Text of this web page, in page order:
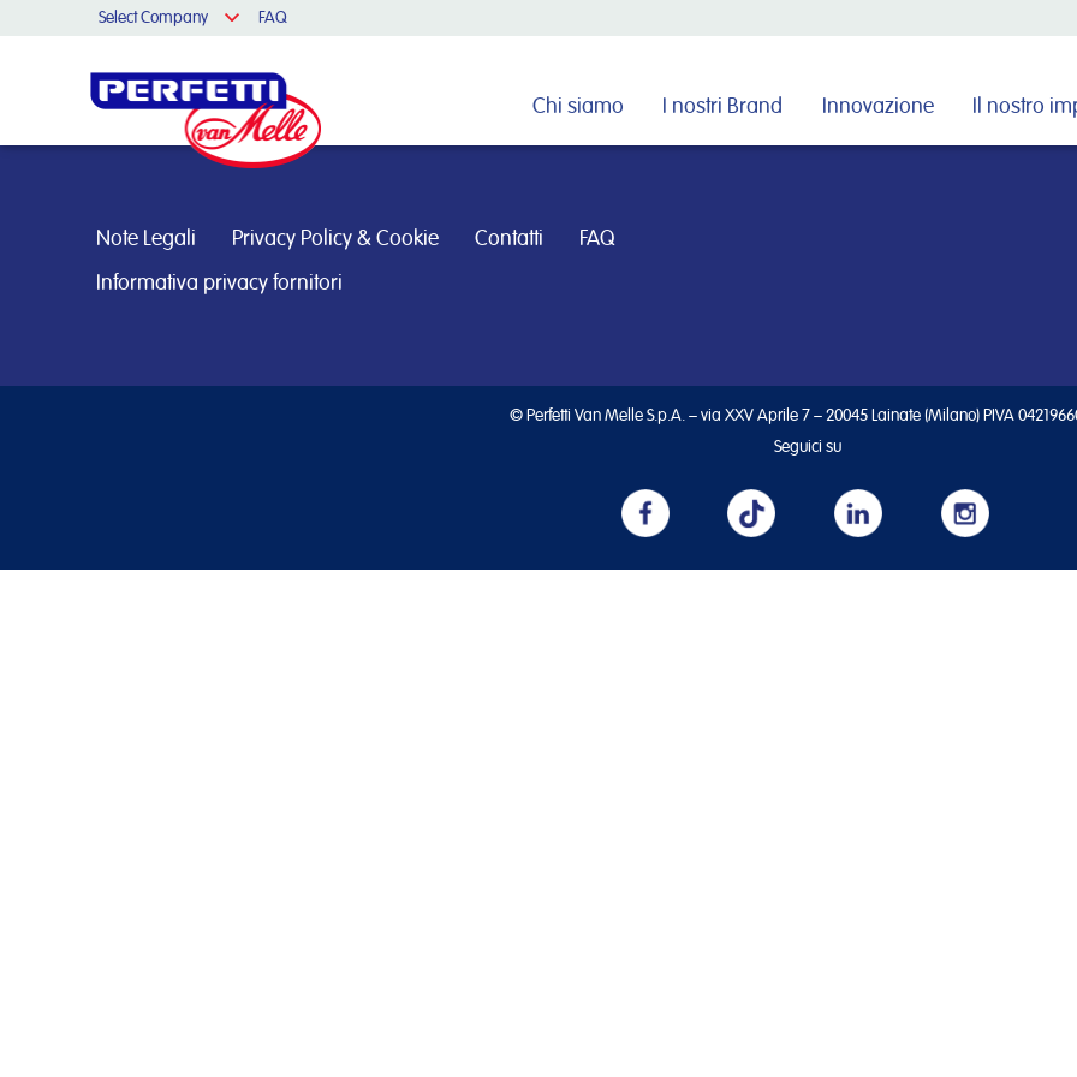
Select Company FAQ
Chi siamo I nostri Brand Innovazione Il nostro
Cerca nel sito
Note Legali Privacy Policy & Cookie Contatti FAQ
Informativa privacy fornitori
© Perfetti Van Melle S.p.A. – via XXV Aprile 7 – 20045 Lainate (Milano) PIVA
Seguici su